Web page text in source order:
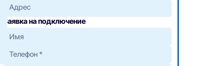
Адрес
Заявка на подключение